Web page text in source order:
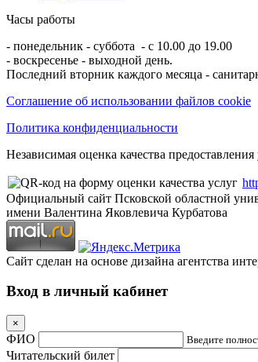
Часы работы
- понедельник - суббота - с 10.00 до 19.00
- воскресенье - выходной день.
Последний вторник каждого месяца -
Соглашение об использовании файлов cookie
Политика конфиденциальности
Независимая оценка качества
Официальный сайт Псковской областной
имени Валентина Яковлевича Курбатова
Сайт сделан на основе дизайна агентства
Вход в личный кабинет
×
ФИО Введите
Читательский билет